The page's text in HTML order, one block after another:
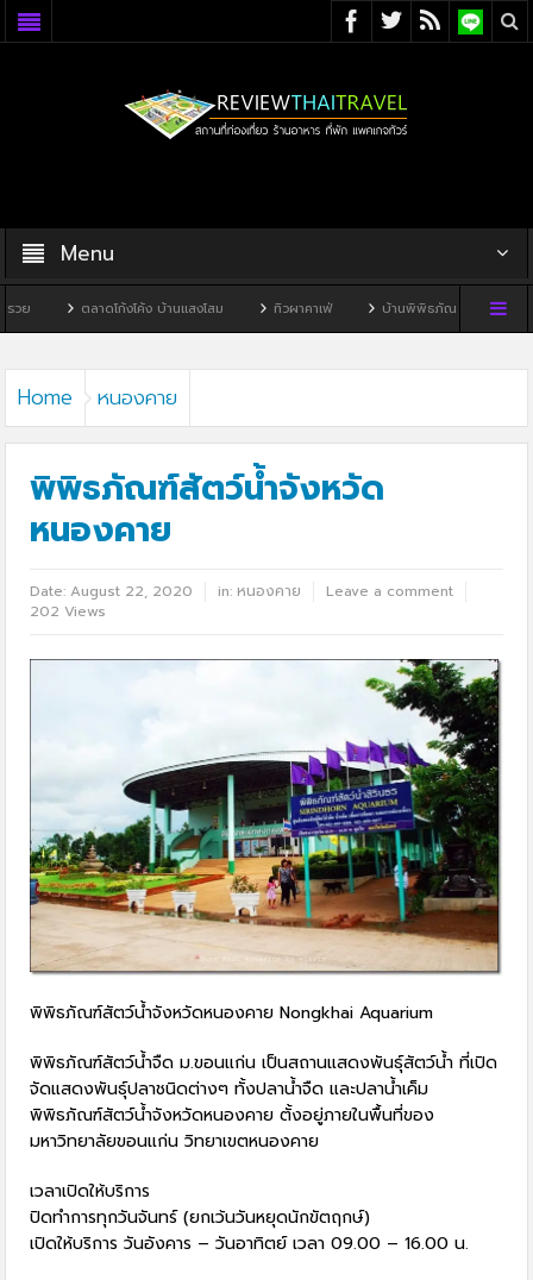
Menu
าดโก้งโค้ง บ้านแสงโสม ทิวผาคาเฟ่ บ้านพิพิธภัณฑ์ไทดำ บ้านหนองมะ
Home หนองคาย
พิพิธภัณฑ์สัตว์น้ำจังหวัด
หนองคาย
Date:August 22, 2020 in: หนองคาย
Leave a comment
202 Views
พิพิธภัณฑ์สัตว์น้ำจังหวัดหนองคาย Nongkhai Aquarium
พิพิธภัณฑ์สัตว์น้ำจืด ม.ขอนแก่น เป็นสถานแสดงพันธุ์สัตว์น้ำ ที่เปิด
จัดแสดงพันธุ์ปลาชนิดต่างๆ ทั้งปลาน้ำจืด และปลาน้ำเค็ม
พิพิธภัณฑ์สัตว์น้ำจังหวัดหนองคาย ตั้งอยู่ภายในพื้นที่ของ
มหาวิทยาลัยขอนแก่น วิทยาเขตหนองคาย
เวลาเปิดให้บริการ
ปิดทำการทุกวันจันทร์ (ยกเว้นวันหยุดนักขัตฤกษ์)
เปิดให้บริการ วันอังคาร – วันอาทิตย์ เวลา 09.00 – 16.00 น.